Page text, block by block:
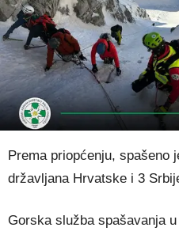
Prema priopćenju, spašeno
državljana Hrvatske i 3
Gorska služba spašavanja